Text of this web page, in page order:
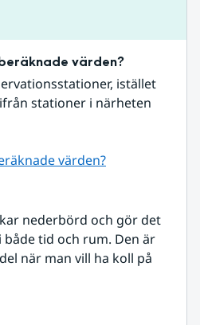
värden?
istället
stationer i närheten
värden?
nederbörd och gör det
tid och rum. Den är
när man vill ha koll på